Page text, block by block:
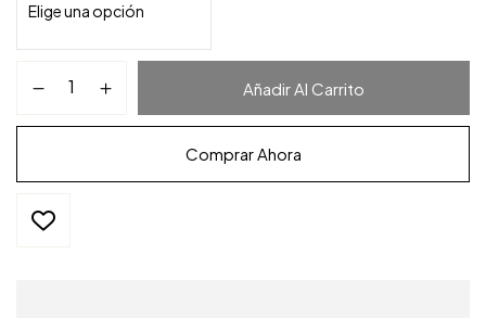
Añadir Al Carrito
Comprar Ahora